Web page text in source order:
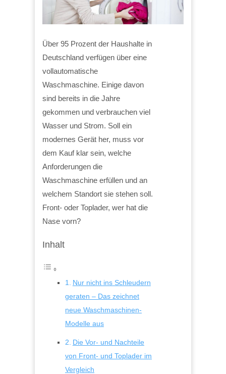
Über 95 Prozent der Haushalte in
Deutschland verfügen über eine
vollautomatische
Waschmaschine. Einige davon
sind bereits in die Jahre
gekommen und verbrauchen viel
Wasser und Strom. Soll ein
modernes Gerät her, muss vor
dem Kauf klar sein, welche
Anforderungen die
Waschmaschine erfüllen und an
welchem Standort sie stehen soll.
Front- oder Toplader, wer hat die
Nase vorn?
Inhalt
Nur nicht ins Schleudern
geraten – Das zeichnet
neue Waschmaschinen-
Modelle aus
Die Vor- und Nachteile
von Front- und Toplader im
Vergleich